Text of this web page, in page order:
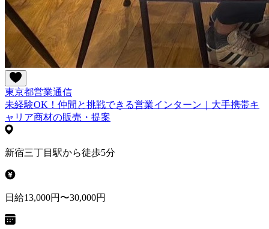
東京都営業通信
未経験OK！仲間と挑戦できる営業インターン｜大手携帯キ
ャリア商材の販売・提案
新宿三丁目駅から徒歩5分
日給13,000円〜30,000円